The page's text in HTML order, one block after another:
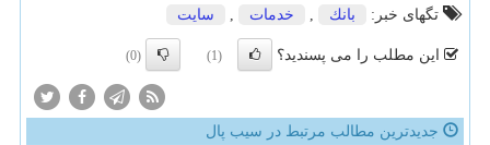
تگهای خبر:
بانك , خدمات , سایت
این مطلب را می پسندید؟ (1)
(0)
جدیدترین مطالب مرتبط در سیب پال